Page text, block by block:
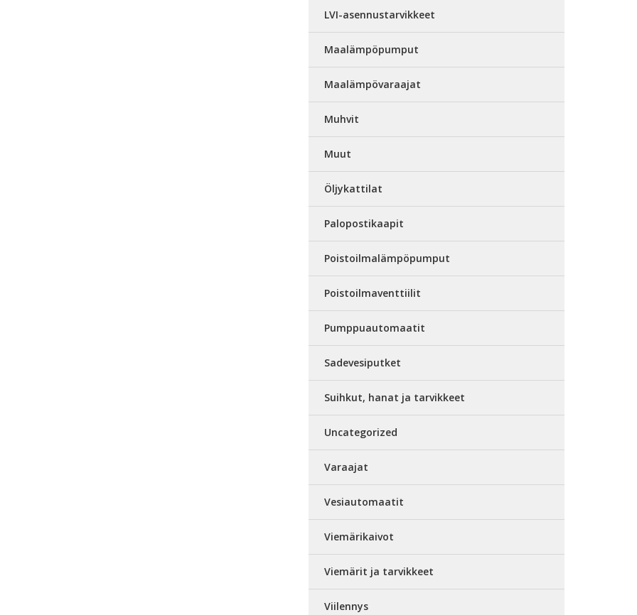
LVI-asennustarvikkeet
Maalämpöpumput
Maalämpövaraajat
Muhvit
Muut
Öljykattilat
Palopostikaapit
Poistoilmalämpöpumput
Poistoilmaventtiilit
Pumppuautomaatit
Sadevesiputket
Suihkut, hanat ja tarvikkeet
Uncategorized
Varaajat
Vesiautomaatit
Viemärikaivot
Viemärit ja tarvikkeet
Viilennys